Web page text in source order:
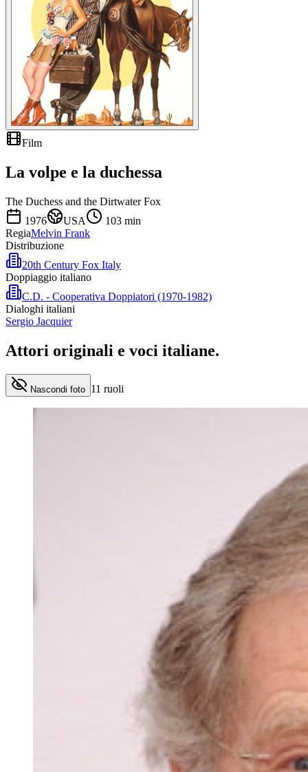
Film
La volpe e la duchessa
The Duchess and the Dirtwater Fox
1976
USA 103 min
RegiaMelvin Frank
Distribuzione
20th Century Fox Italy
Doppiaggio italiano
C.D. - Cooperativa Doppiatori (1970-1982)
Dialoghi italiani
Sergio Jacquier
Attori originali e voci italiane.
Nascondi foto 11 ruoli